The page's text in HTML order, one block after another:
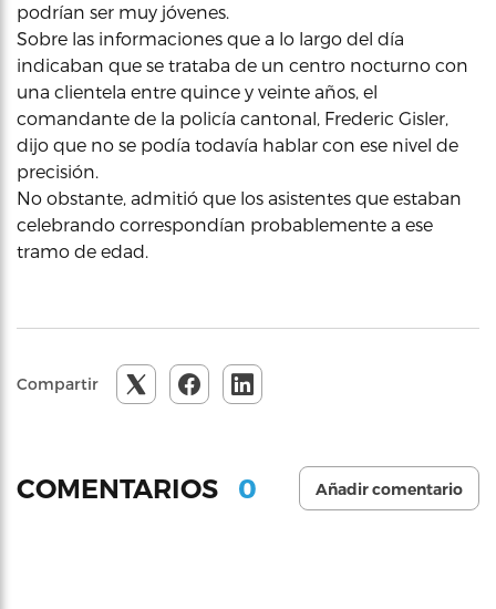
podrían ser muy jóvenes.
Sobre las informaciones que a lo largo del día
indicaban que se trataba de un centro nocturno con
una clientela entre quince y veinte años, el
comandante de la policía cantonal, Frederic Gisler,
dijo que no se podía todavía hablar con ese nivel de
precisión.
No obstante, admitió que los asistentes que estaban
celebrando correspondían probablemente a ese
tramo de edad.
Compartir
COMENTARIOS 0 Añadir comentario